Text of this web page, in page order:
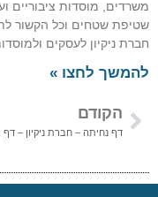
משרדים, מוסדות ציבוריים
שטיפת שטחים וכל הקשור
חברת ניקיון לעסקים
להמשך לחצו »
הקודם
דף נחיתה – חברת ניקיון – דף